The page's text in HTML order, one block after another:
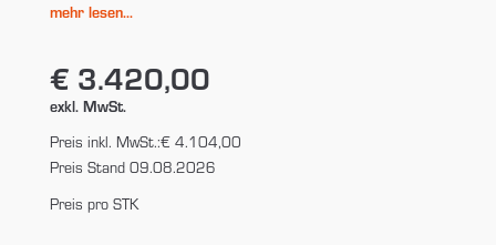
mehr lesen...
€ 3.420,00
exkl. MwSt.
Preis inkl. MwSt.:€ 4.104,00
Preis Stand 09.08.2026
Preis pro STK